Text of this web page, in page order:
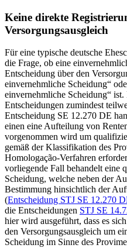
Keine direkte
Versorgungsausgleich
Für eine typische deutsche
die Frage, ob eine
Entscheidung über den
einvernehmliche Scheidung“
einvernehmliche Scheidung“
Entscheidungen zumindest
Entscheidung SE 12.270 DE
einen eine Aufteilung von
vorgenommen wird um
gemäß der Klassifikation des
Homologação-Verfahren
vorliegende Fall behandelt eine
Scheidung, welche neben der
Bestimmung hinsichtlich der
(Entscheidung STJ SE 12.270
die Entscheidungen STJ SE
hier wird ausgeführt, dass es
den Versorgungsausgleich um
Scheidung im Sinne des